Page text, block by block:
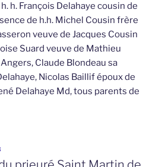
h. François Delahaye cousin de
de h.h. Michel Cousin frère
veuve de Jacques Cousin
Suard veuve de Mathieu
Claude Blondeau sa
Nicolas Baillif époux de
Delahaye Md, tous parents de